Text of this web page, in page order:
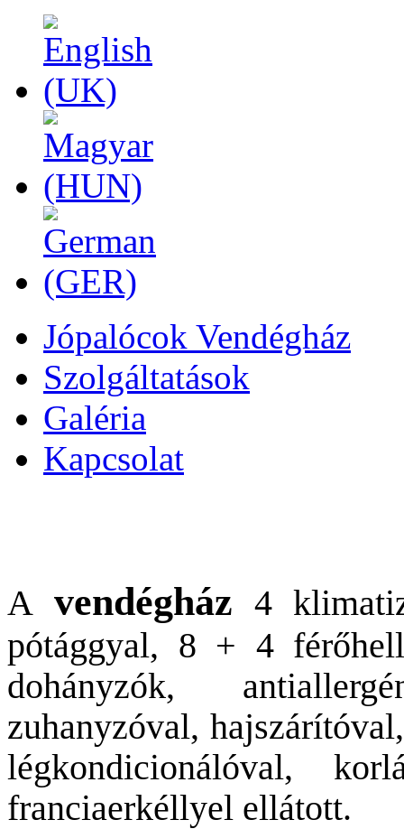
Jópalócok Vendégház
Szolgáltatások
Galéria
Kapcsolat
Avendégház 4
pótággyal, 8 + 4
dohányzók,
zuhanyzóval,
légkondicionálóval,
franciaerkéllyel ellátott.